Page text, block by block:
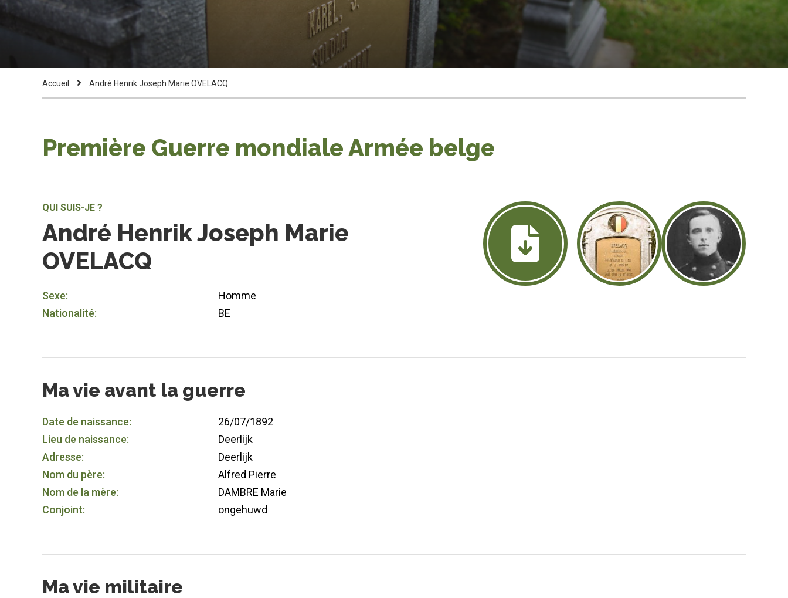
Fil
Accueil
Current
André Henrik Joseph Marie OVELACQ
Première Guerre mondiale Armée belge
QUI SUIS-JE ?
André Henrik Joseph Marie
OVELACQ
Sexe:
Homme
Nationalité:
BE
Ma vie avant la guerre
Date de naissance:
26/07/1892
Lieu de naissance:
Deerlijk
Adresse:
Deerlijk
Nom du père:
Alfred Pierre
Nom de la mère:
DAMBRE Marie
Conjoint:
ongehuwd
Ma vie militaire